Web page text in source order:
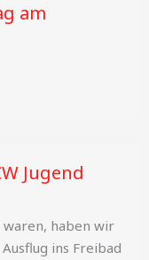
am
Jugend
waren, haben wir
ins Freibad